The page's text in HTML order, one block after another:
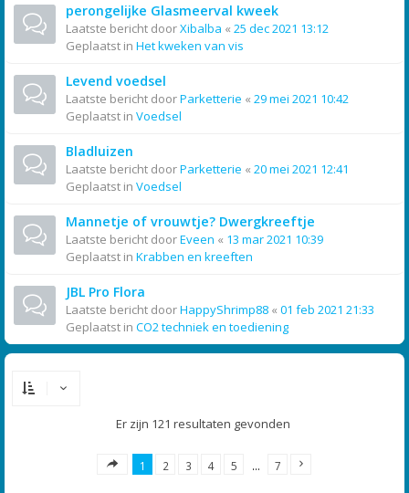
perongelijke Glasmeerval kweek
Laatste bericht doorXibalba « 25 dec 2021 13:12
Geplaatst in Het kweken van vis
Levend voedsel
Laatste bericht doorParketterie « 29 mei 2021 10:42
Geplaatst in Voedsel
Bladluizen
Laatste bericht doorParketterie « 20 mei 2021 12:41
Geplaatst in Voedsel
Mannetje of vrouwtje? Dwergkreeftje
Laatste bericht doorEveen « 13 mar 2021 10:39
Geplaatst in Krabben en kreeften
JBL Pro Flora
Laatste bericht doorHappyShrimp88 « 01 feb 2021 21:33
Geplaatst in CO2 techniek en toediening
Er zijn 121 resultaten gevonden
1 2 3 4 5 … 7